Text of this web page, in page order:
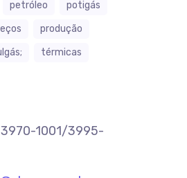
petróleo
potigás
produção
térmicas
1001/3995-